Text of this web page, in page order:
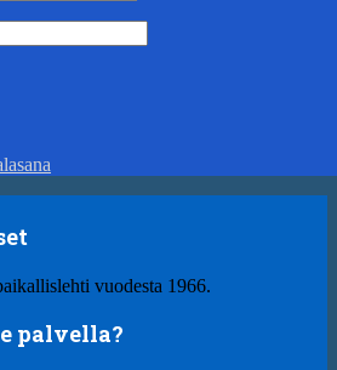
vuodesta 1966.
palvella?